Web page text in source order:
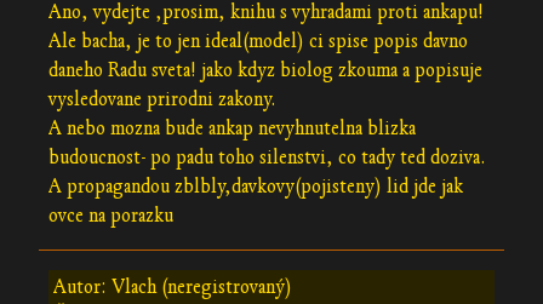
Ano, vydejte ,prosim, knihu s vyhradami proti ankapu!
Ale bacha, je to jen ideal(model) ci spise popis davno
daneho Radu sveta! jako kdyz biolog zkouma a popisuje
vysledovane prirodni zakony.
A nebo mozna bude ankap nevyhnutelna blizka
budoucnost- po padu toho silenstvi, co tady ted doziva.
A propagandou zblbly,davkovy(pojisteny) lid jde jak
ovce na porazku
Autor: Vlach (neregistrovaný)